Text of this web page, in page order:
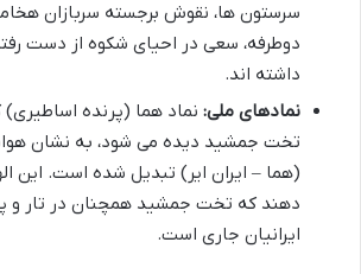
سرستون ها، نقوش برجسته سربازان
دوطرفه، سعی در احیای شکوه از دست
داشته اند.
نمادهای ملی: نماد هما (پرنده
تخت جمشید دیده می شود، به نشان
(هما – ایران ایر) تبدیل شده است. این
دهند که تخت جمشید همچنان در تار و
ایرانیان جاری است.